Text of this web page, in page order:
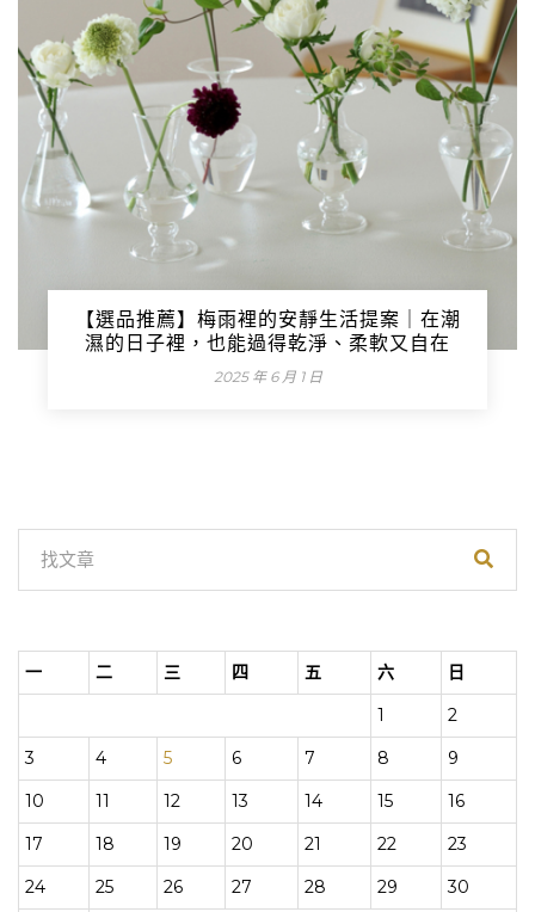
【選品推薦】梅雨裡的安靜生活提案｜在潮
濕的日子裡，也能過得乾淨、柔軟又自在
2025 年 6 月 1 日
一 二 三 四 五 六
日
1
2
3
4 5 6 7 8
9
10
11 12 13 14 15
16
17
18 19 20 21 22
23
24
25 26 27 28 29
30